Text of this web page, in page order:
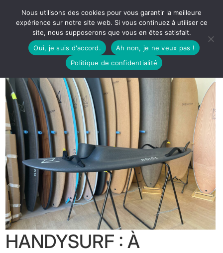
HANDYSURF : À
Nous utilisons des cookies pour vous garantir la meilleure
expérience sur notre site web. Si vous continuez à utiliser ce
site, nous supposerons que vous en êtes satisfait.
Oui, je suis d'accord.
Ah non, je ne veux pas !
Politique de confidentialité